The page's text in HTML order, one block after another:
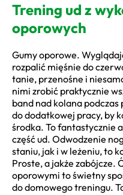
Trening ud z
oporowych
Gumy oporowe.
rozpalić mięśnie do
tanie, przenośne i
nimi zrobić praktycznie
band nad kolana podczas
do dodatkowej pracy, by
środka. To fantastycznie
część ud. Odwodzenie
staniu, jak i w leżeniu, to
Proste, a jakże zabójcze.
oporowymi to świetny
do domowego treningu.